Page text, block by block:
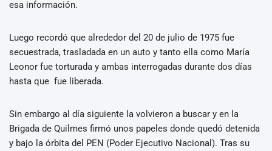
esa información.
Luego recordó que alrededor del 20 de julio de 1975 fue
secuestrada, trasladada en un auto y tanto ella como María
Leonor fue torturada y ambas interrogadas durante dos días
hasta que fue liberada.
Sin embargo al día siguiente la volvieron a buscar y en la
Brigada de Quilmes firmó unos papeles donde quedó detenida
y bajo la órbita del PEN (Poder Ejecutivo Nacional). Tras su